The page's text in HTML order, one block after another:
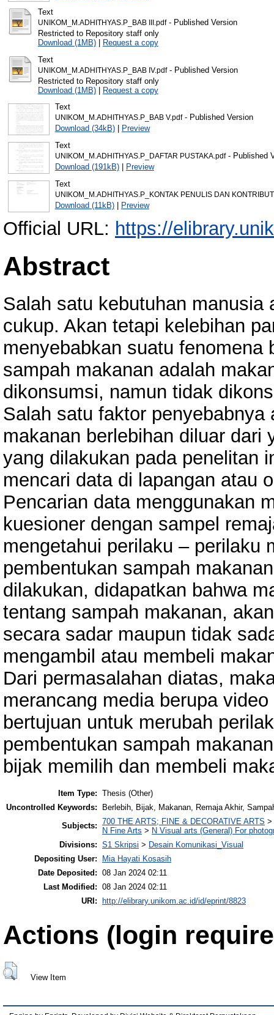
Text
UNIKOM_M.ADHITHYAS.P_BAB III.pdf- Published Version
Restricted to Repository staff only
Download (1MB)|
Request a copy
Text
UNIKOM_M.ADHITHYAS.P_BAB IV.pdf- Published Version
Restricted to Repository staff only
Download (1MB)| Request a copy
Text
UNIKOM_M.ADHITHYAS.P_BAB V.pdf- Published Version
Download (34kB)|
Preview
Text
UNIKOM_M.ADHITHYAS.P_DAFTAR PUSTAKA.pdf- Published
Download (191kB)|
Preview
Text
UNIKOM_M.ADHITHYAS.P_KONTAK PENULIS DAN
Download (11kB)| Preview
Official URL: https://
Abstract
Salah satu kebutuhan manusia
cukup. Akan tetapi kelebihan
menyebabkan suatu fenomena
sampah makanan adalah
dikonsumsi, namun tidak
Salah satu faktor
makanan berlebihan diluar dari
yang dilakukan pada penelitan
mencari data di lapangan atau
Pencarian data menggunakan
kuesioner dengan sampel
mengetahui perilaku – perilaku
pembentukan sampah
dilakukan, didapatkan bahwa
tentang sampah makanan,
secara sadar maupun tidak
mengambil atau membeli
Dari permasalahan diatas,
merancang media berupa
bertujuan untuk merubah
pembentukan sampah
bijak memilih dan membeli
Item Type: Thesis (Other)
Uncontrolled Keywords:
Berlebih, Bijak, Makanan, Remaja Akhir,
Subjects: 700 THE ARTS; FINE & DECORATIVE ARTS >
N Fine Arts > N Visual arts (General) For
Divisions: S1 Skripsi > Desain Komunikasi_Visual
Depositing User:
Mia Hayati Kosasih
Date Deposited: 08 Jan 2024 02:11
Last Modified: 08 Jan 2024 02:11
URI:
http://elibrary.unikom.ac.id/id/eprint/8823
Actions (login
View Item